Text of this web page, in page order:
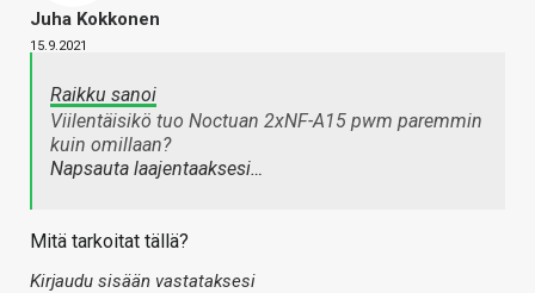
Juha Kokkonen
15.9.2021
Raikku sanoi
Viilentäisikö tuo Noctuan 2xNF-A15 pwm paremmin
kuin omillaan?
Napsauta laajentaaksesi…
Mitä tarkoitat tällä?
Kirjaudu sisään vastataksesi